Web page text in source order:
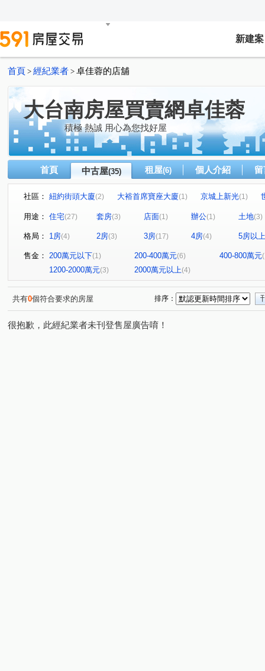
新建案
首頁 > 經紀業者 > 卓佳蓉的店舖
大台南房屋買賣網卓佳蓉
積極 熱誠 用心為您找好屋
首頁 中古屋(35) 租屋(6) 個人介紹
社區： 紐約街頭大廈(2) 大裕首席寶座大廈(1) 京城上新光(1)
東門國宅
蓮鑫邑 崇誨國宅A (1)
翡冷翠
和順國宅B 立體家庭 (1) 國王的家 (1)
大武街(1) 七賢二路 水交社路(2) 開元路(1)
裕農
新生路(1) 林森路二段 (1) 安中路一段
崙頂(1) 太子一街(1) 安通路五段(1) 安平路(1)
理安
中正路二段(1) (1) 五福街(1) 裕忠三街(1)
中清一街(1) 府緯街(1) 生產路(1)
用途： 住宅(27) 套房(3) 店面(1) 辦公(1) 土地(3)
格局： 1房(4) 2房(3) 3房(17) 4房(4) 5房以上
售金： 200萬元以下(1) 200-400萬元(6) 400-800萬元
1200-2000萬元(3) 2000萬元以上(4)
共有0個符合要求的房屋 排序：
很抱歉，此經紀業者未刊登售屋廣告唷！